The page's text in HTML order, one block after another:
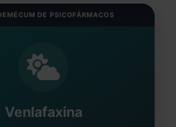
DE PSICOFÁRMACOS
Venlafaxina